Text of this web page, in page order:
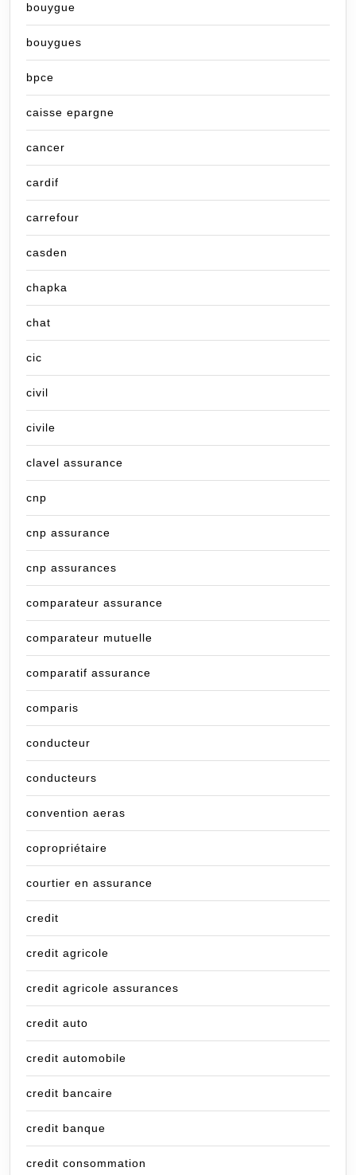
bouygue
bouygues
bpce
caisse epargne
cancer
cardif
carrefour
casden
chapka
chat
cic
civil
civile
clavel assurance
cnp
cnp assurance
cnp assurances
comparateur assurance
comparateur mutuelle
comparatif assurance
comparis
conducteur
conducteurs
convention aeras
copropriétaire
courtier en assurance
credit
credit agricole
credit agricole assurances
credit auto
credit automobile
credit bancaire
credit banque
credit consommation